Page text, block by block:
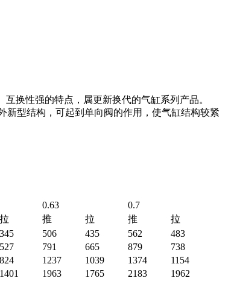
换性强的特点，属更新换代的气缸系列产品。
新型结构，可起到单向阀的作用，使气缸结构较紧
0.63
0.7
拉 推 拉 推
拉
345 506 435 562
483
527 791 665 879
738
824 1237 1039 1374
1154
1401 1963 1765 2183
1962